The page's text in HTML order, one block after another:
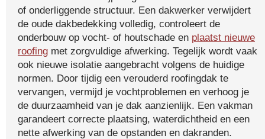
of onderliggende structuur. Een dakwerker verwijdert
de oude dakbedekking volledig, controleert de
onderbouw op vocht- of houtschade en plaatst nieuwe
roofing met zorgvuldige afwerking. Tegelijk wordt vaak
ook nieuwe isolatie aangebracht volgens de huidige
normen. Door tijdig een verouderd roofingdak te
vervangen, vermijd je vochtproblemen en verhoog je
de duurzaamheid van je dak aanzienlijk. Een vakman
garandeert correcte plaatsing, waterdichtheid en een
nette afwerking van de opstanden en dakranden.